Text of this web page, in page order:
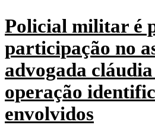
Policial militar é
participação no
advogada
operação
envolvidos